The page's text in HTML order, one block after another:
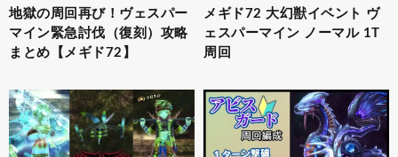
地獄の周回再び！ヴェスパー
マイン緊急討伐（復刻）攻略
まとめ【メギド72】
メギド72 大幻獣イベント ヴ
ェスパーマイン ノーマル 1T
周回